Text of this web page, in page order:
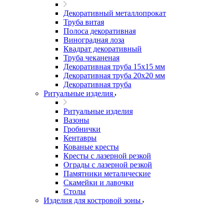
Декоративный металлопрокат
Труба витая
Полоса декоративная
Виноградная лоза
Квадрат декоративный
Труба чеканеная
Декоративная труба 15х15 мм
Декоративная труба 20х20 мм
Декоративная труба
Ритуальные изделия
Ритуальные изделия
Вазоны
Гробнички
Кентавры
Кованые кресты
Кресты с лазерной резкой
Ограды с лазерной резкой
Памятники металические
Скамейки и лавочки
Столы
Изделия для костровой зоны